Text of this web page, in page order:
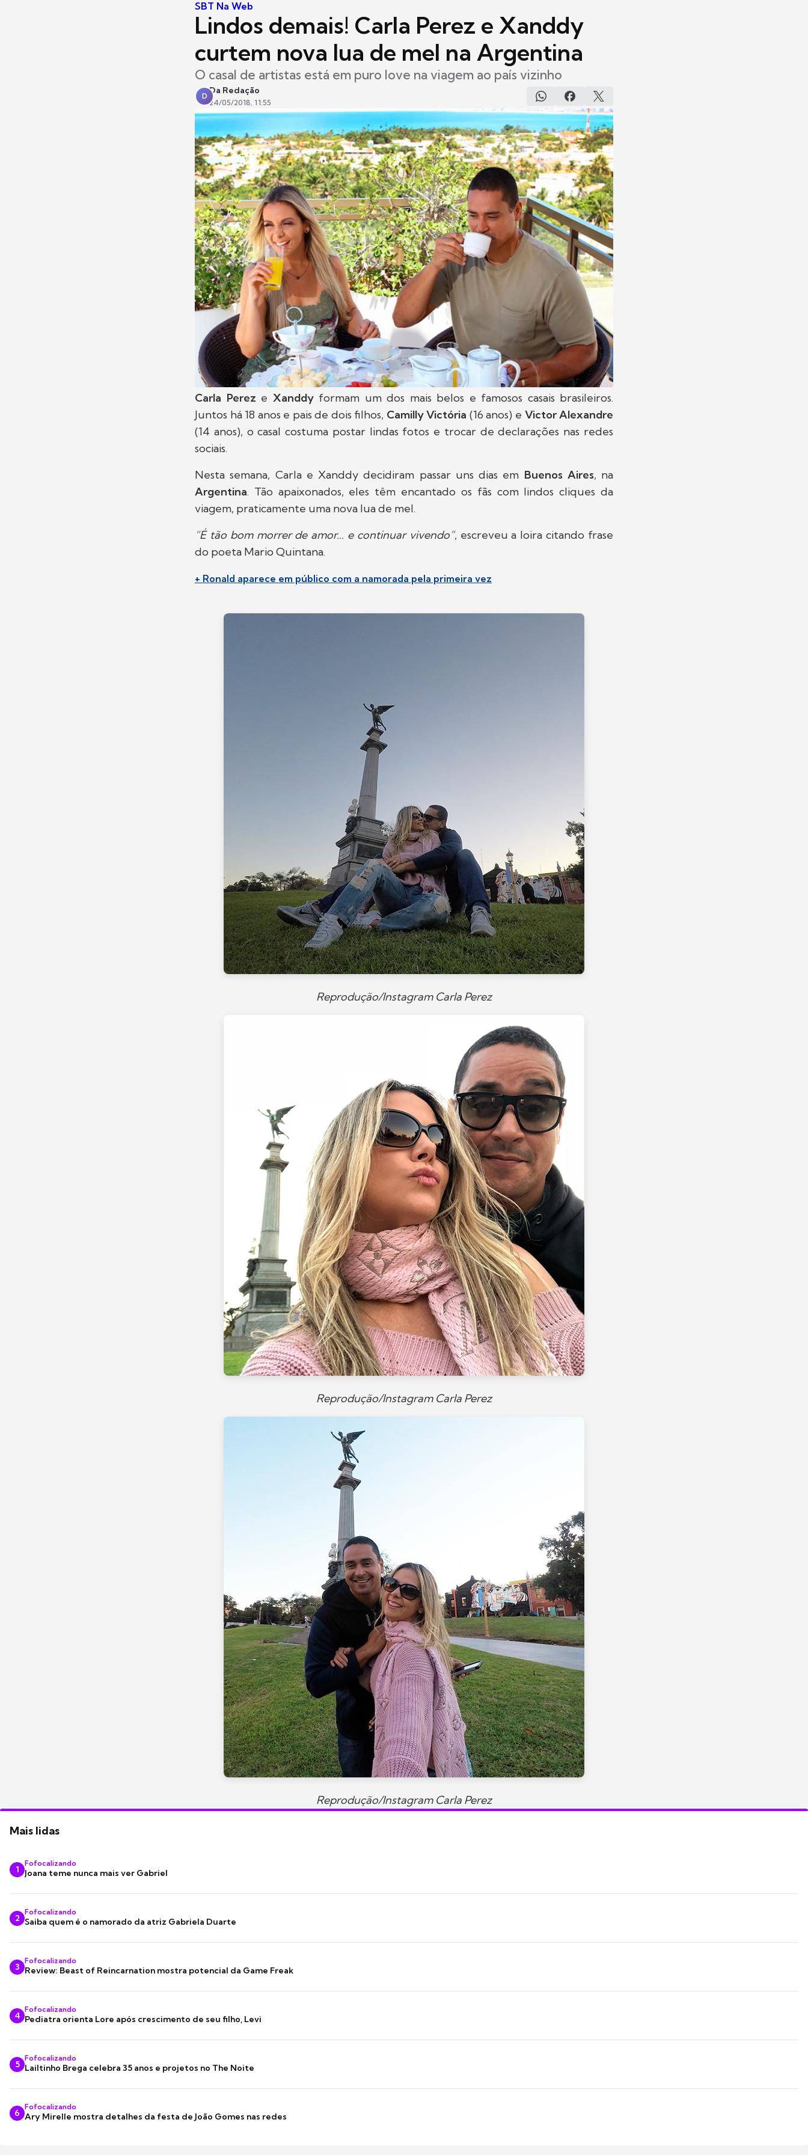
SBT Na Web
Lindos demais! Carla Perez e Xanddy
curtem nova lua de mel na Argentina
O casal de artistas está em puro love na viagem ao país vizinho
D
Da Redação
24/05/2018, 11:55
Carla Perez e Xanddyformam um dos mais belos e famosos casais brasileiros.
Juntos há 18 anos e pais de dois filhos, Camilly Victória (16 anos) e Victor Alexandre
(14 anos), o casal costuma postar lindas fotos e trocar de declarações nas redes
sociais.
Nesta semana, Carla e Xanddy decidiram passar uns dias em Buenos Aires, na
Argentina. Tão apaixonados, eles têm encantado os fãs com lindos cliques da
viagem, praticamente uma nova lua de mel.
“É tão bom morrer de amor... e continuar vivendo”, escreveu a loira citando frase
do poeta Mario Quintana.
+ Ronald aparece em público com a namorada pela primeira vez
Reprodução/Instagram Carla Perez
Reprodução/Instagram Carla Perez
Reprodução/Instagram Carla Perez
Mais lidas
1
Fofocalizando
Joana teme nunca mais ver Gabriel
2
Fofocalizando
Saiba quem é o namorado da atriz Gabriela Duarte
3
Fofocalizando
Review: Beast of Reincarnation mostra potencial da Game Freak
4
Fofocalizando
Pediatra orienta Lore após crescimento de seu filho, Levi
5
Fofocalizando
Lailtinho Brega celebra 35 anos e projetos no The Noite
6
Fofocalizando
Ary Mirelle mostra detalhes da festa de João Gomes nas redes